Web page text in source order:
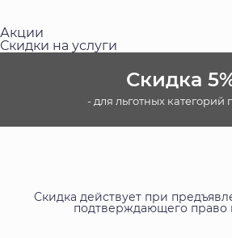
Акции
Скидки на услуги
Скидка
- для льготных категорий
Скидка действует при
подтверждающего право